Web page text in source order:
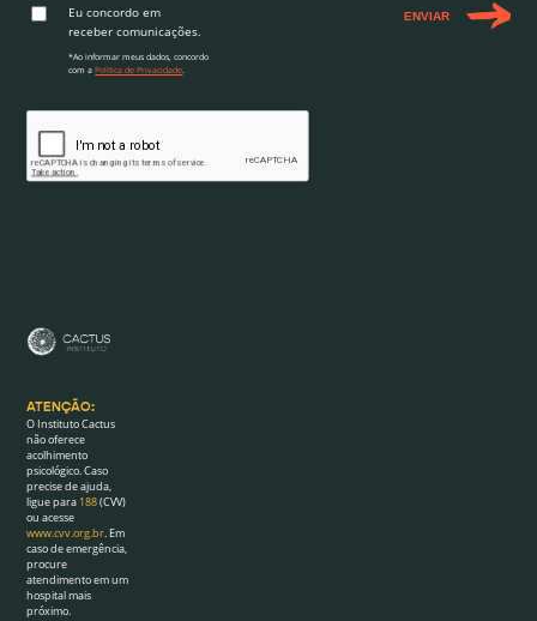
Eu concordo em
receber comunicações.
*Ao informar meus dados, concordo
com aPolítica de Privacidade
ENVIAR
ATENÇÃO:
O Instituto Cactus
não oferece
acolhimento
psicológico. Caso
precise de ajuda,
ligue para 188(CVV)
ou acesse
www.cvv.org.br. Em
caso de emergência,
procure
atendimento em um
hospital mais
próximo.